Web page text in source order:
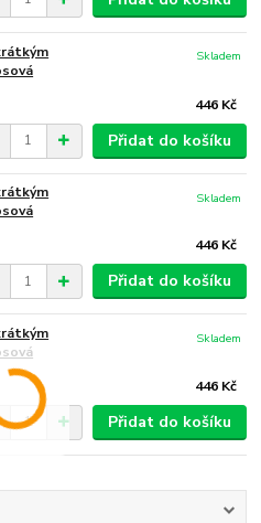
446 Kč
Skladem
Přidat do košíku
446 Kč
Skladem
Přidat do košíku
446 Kč
Skladem
Přidat do košíku